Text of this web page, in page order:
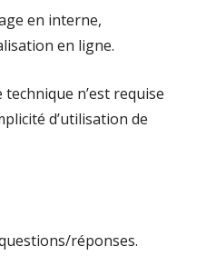
en interne,
en ligne.
n’est requise
d’utilisation de
réponses.